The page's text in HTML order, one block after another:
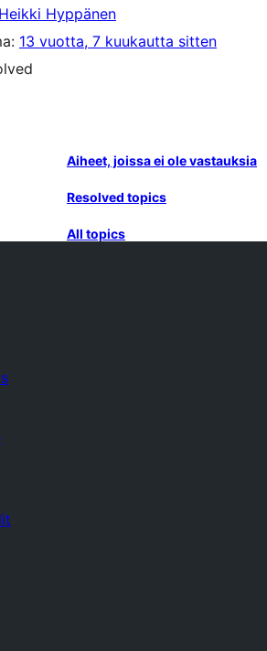
Heikki Hyppänen
13 vuotta, 7 kuukautta sitten
Aiheet, joissa ei ole vastauksia
Resolved topics
All topics